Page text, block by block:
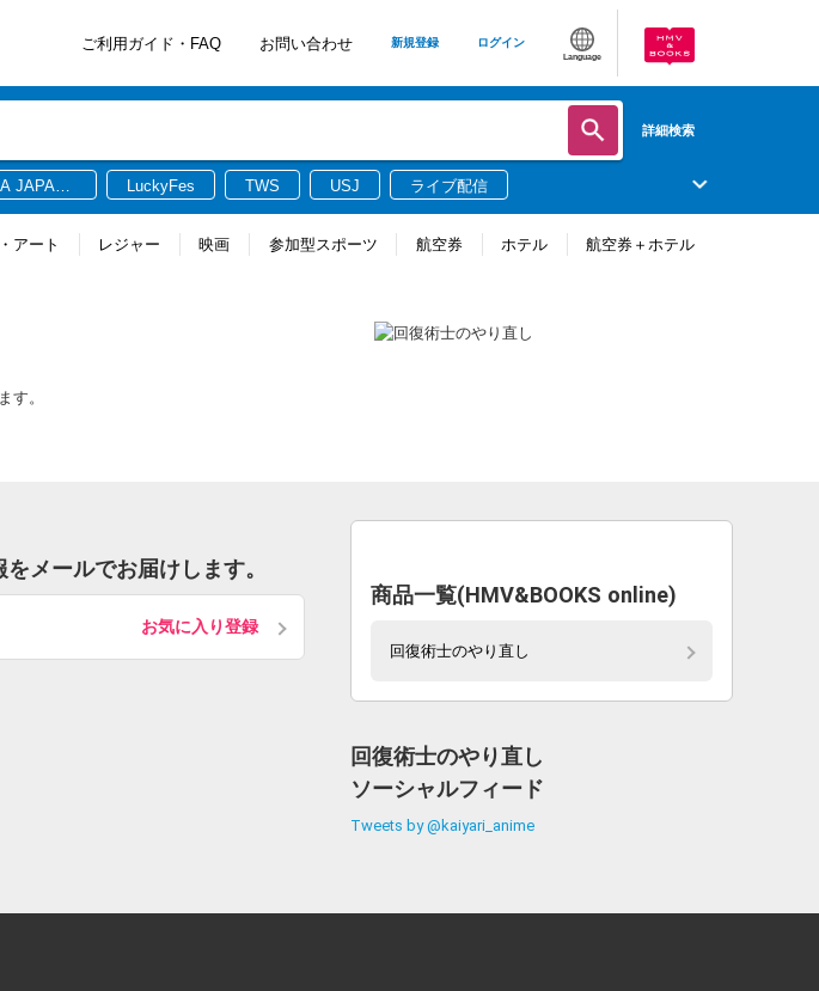
ご利用ガイド・FAQ お問い合わせ 新規登録 ログイン
Language
詳細検索
JAPAN
LuckyFes TWS USJ ライブ配信
アート レジャー 映画 参加型スポーツ 航空券 ホテル 航空券＋ホテル
す。
メールでお届けします。
お気に入り登録
商品一覧(HMV&BOOKS online)
回復術士のやり直し
回復術士のやり直し
ソーシャルフィード
Tweets by @kaiyari_anime